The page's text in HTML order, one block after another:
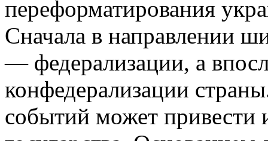
переформатирования
Сначала в направлении
— федерализации, а
конфедерализации
событий может привести